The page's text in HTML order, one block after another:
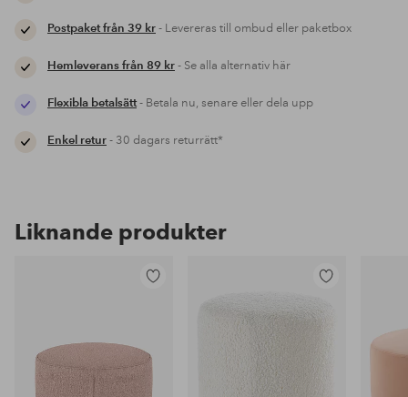
Postpaket från 39 kr- Levereras till ombud eller paketbox
Hemleverans från 89 kr- Se alla alternativ här
Flexibla betalsätt- Betala nu, senare eller dela upp
Enkel retur- 30 dagars returrätt*
Liknande produkter
till
i